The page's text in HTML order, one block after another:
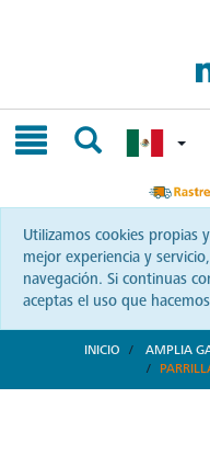
Utilizamos cookies propias
mejor experiencia y
navegación. Si continuas
aceptas el uso que
INICIO
AMPLIA